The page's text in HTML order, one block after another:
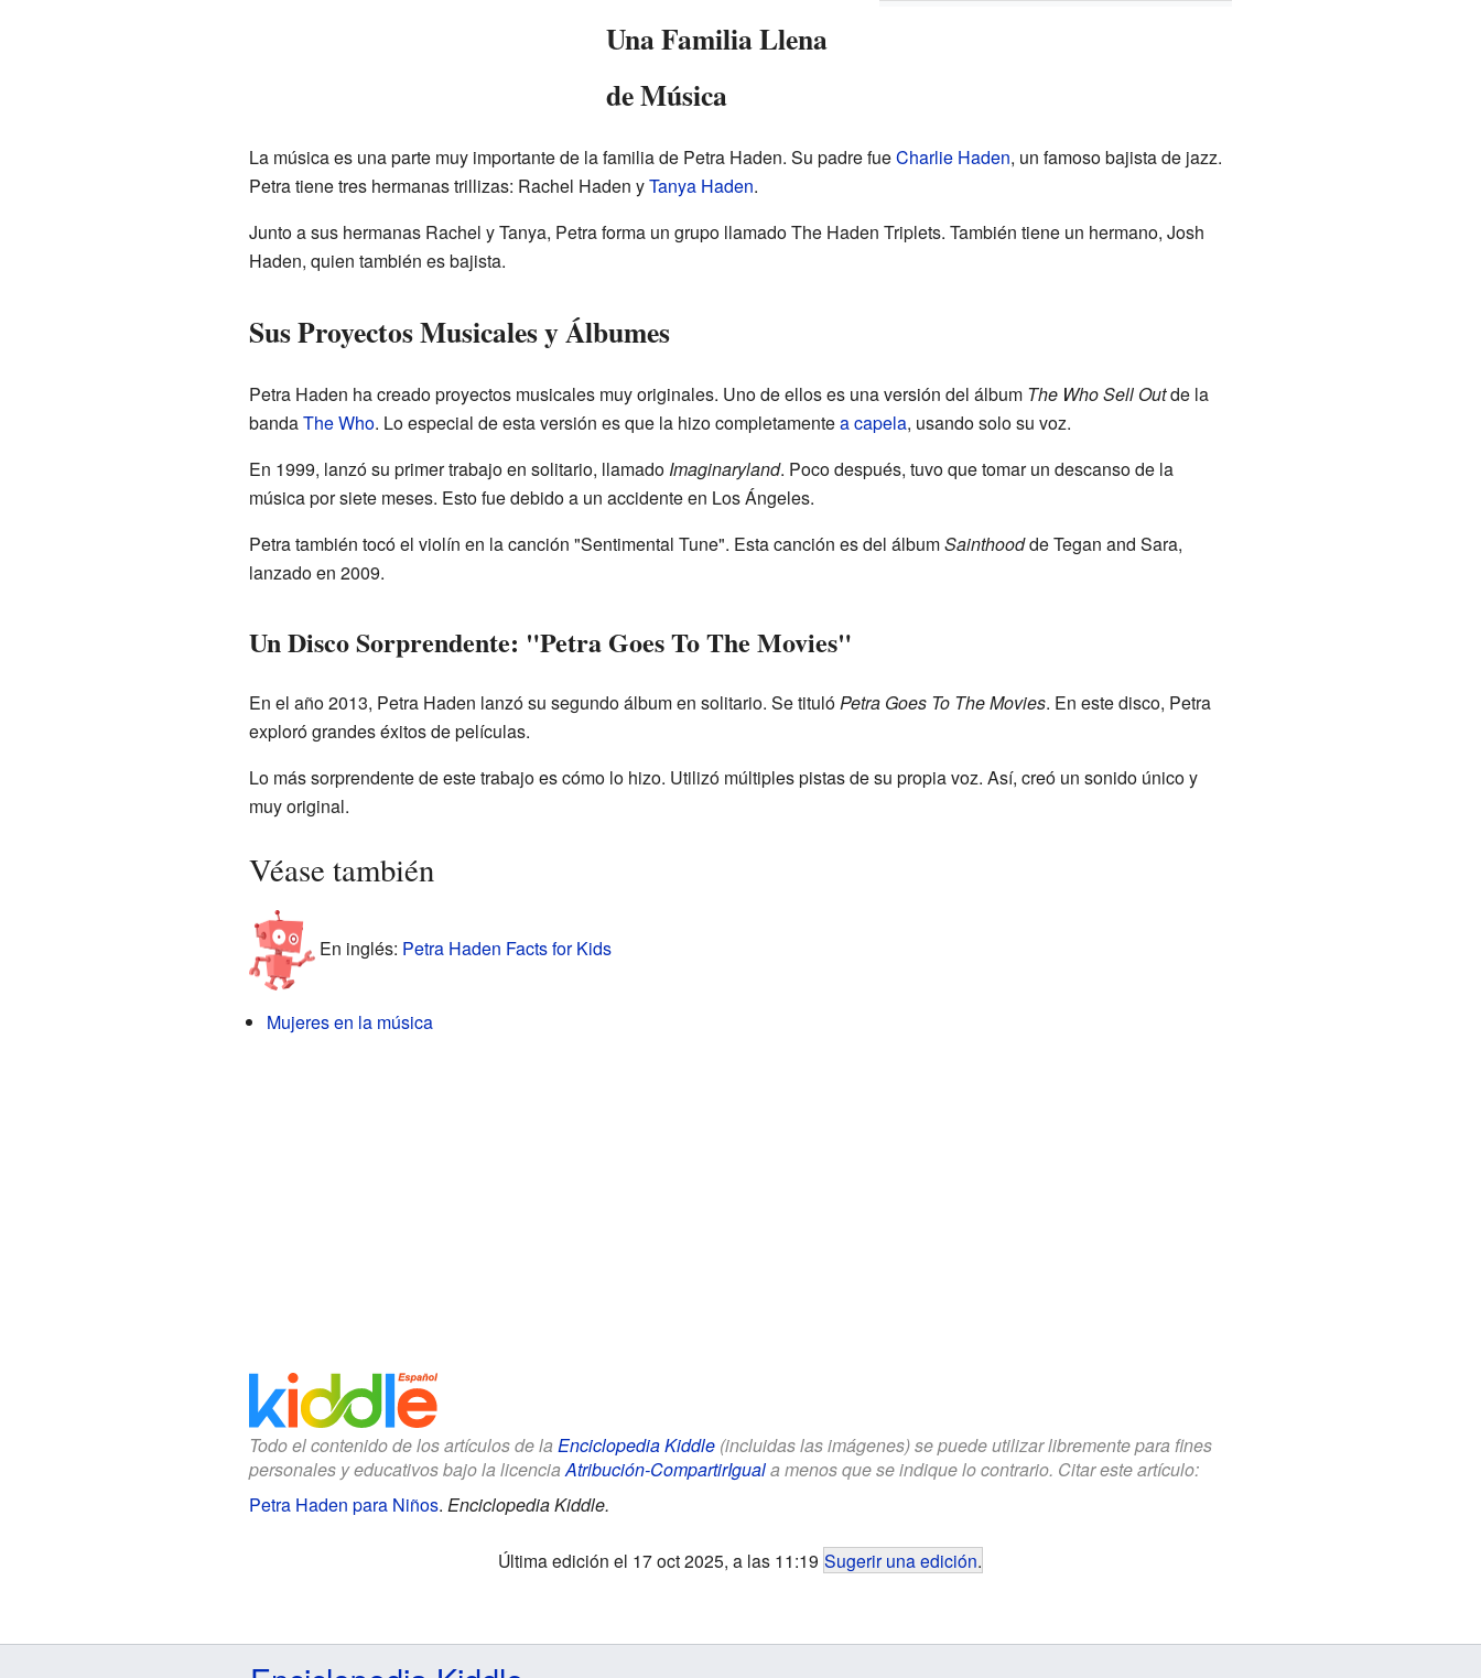
Una Familia Llena
de Música
La música es una parte muy importante de la familia de Petra Haden. Su padre fueCharlie Haden, un famoso bajista de jazz.
Petra tiene tres hermanas trillizas: Rachel Haden yTanya Haden.
Junto a sus hermanas Rachel y Tanya, Petra forma un grupo llamado The Haden Triplets. También tiene un hermano, Josh
Haden, quien también es bajista.
Sus Proyectos Musicales y Álbumes
Petra Haden ha creado proyectos musicales muy originales. Uno de ellos es una versión del álbum The Who Sell Outde la
bandaThe Who. Lo especial de esta versión es que la hizo completamentea capela, usando solo su voz.
En 1999, lanzó su primer trabajo en solitario, llamado Imaginaryland. Poco después, tuvo que tomar un descanso de la
música por siete meses. Esto fue debido a un accidente en Los Ángeles.
Petra también tocó el violín en la canción "Sentimental Tune". Esta canción es del álbumSainthoodde Tegan and Sara,
lanzado en 2009.
Un Disco Sorprendente: "Petra Goes To The Movies"
En el año 2013, Petra Haden lanzó su segundo álbum en solitario. Se titulóPetra Goes To The Movies. En este disco, Petra
exploró grandes éxitos de películas.
Lo más sorprendente de este trabajo es cómo lo hizo. Utilizó múltiples pistas de su propia voz. Así, creó un sonido único y
muy original.
Véase también
En inglés: Petra Haden Facts for Kids
Mujeres en la música
Todo el contenido de los artículos de la Enciclopedia Kiddle(incluidas las imágenes) se puede utilizar libremente para fines
personales y educativos bajo la licenciaAtribución-CompartirIguala menos que se indique lo contrario. Citar este artículo:
Petra Haden para Niños. Enciclopedia Kiddle.
Última edición el 17 oct 2025, a las 11:19 Sugerir una edición.